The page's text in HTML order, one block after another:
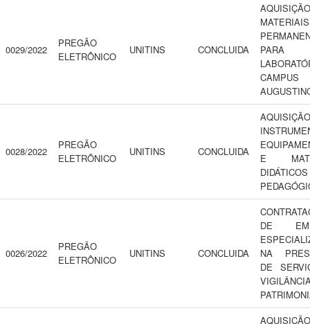
0029/2022
PREGÃO
ELETRÔNICO
UNITINS CONCLUIDA
MATERIAIS
0028/2022
PREGÃO
ELETRÔNICO
UNITINS CONCLUIDA
E
0026/2022
PREGÃO
ELETRÔNICO
UNITINS CONCLUIDA
DE
NA
DE